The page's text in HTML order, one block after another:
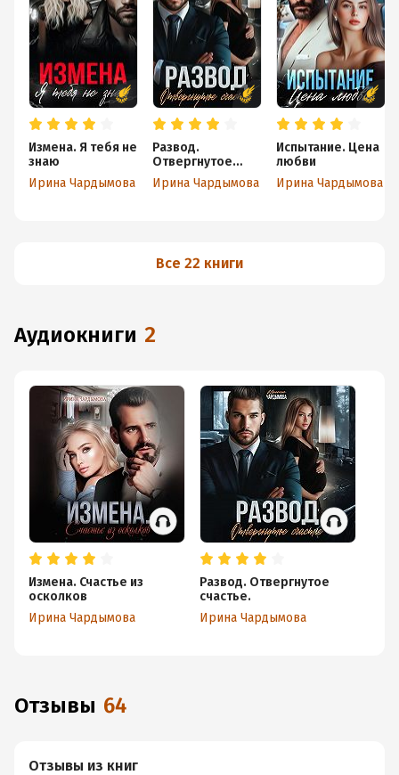
Измена. Я тебя не
знаю
Ирина Чардымова
Развод.
Отвергнутое
счастье
Ирина Чардымова
Испытание. Цена
любви
Ирина Чардымова
Все 22 книги
аудиокниги 2
Измена. Счастье из
осколков
Ирина Чардымова
Развод. Отвергнутое
счастье.
Ирина Чардымова
Отзывы 64
Отзывы из книг